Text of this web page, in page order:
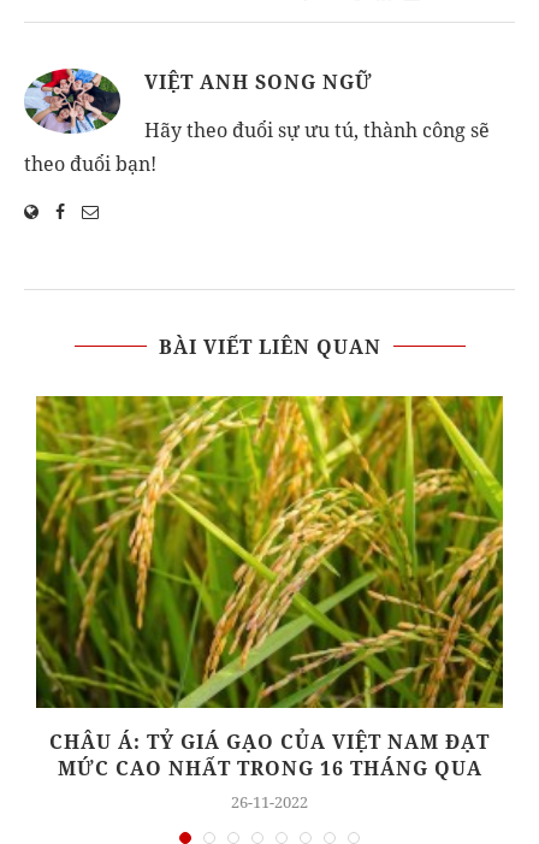
VIỆT ANH SONG NGỮ
Hãy theo đuổi sự ưu tú, thành công sẽ
theo đuổi bạn!
BÀI VIẾT LIÊN QUAN
CHÂU Á: TỶ GIÁ GẠO CỦA VIỆT NAM ĐẠT
MỨC CAO NHẤT TRONG 16 THÁNG QUA
26-11-2022